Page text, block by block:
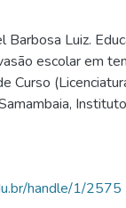
Barbosa Luiz.
escolar em
Curso
handle/1/2575